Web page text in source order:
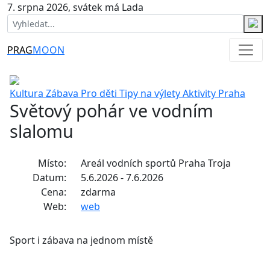
7. srpna 2026, svátek má Lada
PRAGMOON
Kultura Zábava Pro děti Tipy na výletyAktivity Praha
Světový pohár ve vodním
slalomu
Místo:
Areál vodních sportů Praha Troja
Datum:
5.6.2026 - 7.6.2026
Cena:
zdarma
Web:
web
Sport i zábava na jednom místě